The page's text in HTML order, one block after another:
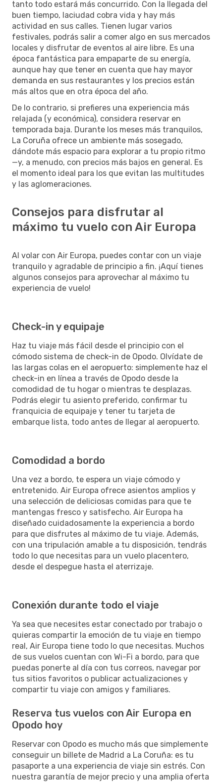
tanto todo estará más concurrido. Con la llegada del
buen tiempo, laciudad cobra vida y hay más
actividad en sus calles. Tienen lugar varios
festivales, podrás salir a comer algo en sus mercados
locales y disfrutar de eventos al aire libre. Es una
época fantástica para empaparte de su energía,
aunque hay que tener en cuenta que hay mayor
demanda en sus restaurantes y los precios están
más altos que en otra época del año.
De lo contrario, si prefieres una experiencia más
relajada (y económica), considera reservar en
temporada baja. Durante los meses más tranquilos,
La Coruña ofrece un ambiente más sosegado,
dándote más espacio para explorar a tu propio ritmo
—y, a menudo, con precios más bajos en general. Es
el momento ideal para los que evitan las multitudes
y las aglomeraciones.
Consejos para disfrutar al
máximo tu vuelo con Air Europa
Al volar con Air Europa, puedes contar con un viaje
tranquilo y agradable de principio a fin. ¡Aquí tienes
algunos consejos para aprovechar al máximo tu
experiencia de vuelo!
Check-in y equipaje
Haz tu viaje más fácil desde el principio con el
cómodo sistema de check-in de Opodo. Olvídate de
las largas colas en el aeropuerto: simplemente haz el
check-in en línea a través de Opodo desde la
comodidad de tu hogar o mientras te desplazas.
Podrás elegir tu asiento preferido, confirmar tu
franquicia de equipaje y tener tu tarjeta de
embarque lista, todo antes de llegar al aeropuerto.
Comodidad a bordo
Una vez a bordo, te espera un viaje cómodo y
entretenido. Air Europa ofrece asientos amplios y
una selección de deliciosas comidas para que te
mantengas fresco y satisfecho. Air Europa ha
diseñado cuidadosamente la experiencia a bordo
para que disfrutes al máximo de tu viaje. Además,
con una tripulación amable a tu disposición, tendrás
todo lo que necesitas para un vuelo placentero,
desde el despegue hasta el aterrizaje.
Conexión durante todo el viaje
Ya sea que necesites estar conectado por trabajo o
quieras compartir la emoción de tu viaje en tiempo
real, Air Europa tiene todo lo que necesitas. Muchos
de sus vuelos cuentan con Wi-Fi a bordo, para que
puedas ponerte al día con tus correos, navegar por
tus sitios favoritos o publicar actualizaciones y
compartir tu viaje con amigos y familiares.
Reserva tus vuelos con Air Europa en
Opodo hoy
Reservar con Opodo es mucho más que simplemente
conseguir un billete de Madrid a La Coruña: es tu
pasaporte a una experiencia de viaje sin estrés. Con
nuestra garantía de mejor precio y una amplia oferta